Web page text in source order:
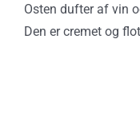
Osten dufter af vin
Den er cremet og